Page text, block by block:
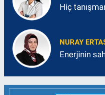
Hiç
NURAY
Enerjinin